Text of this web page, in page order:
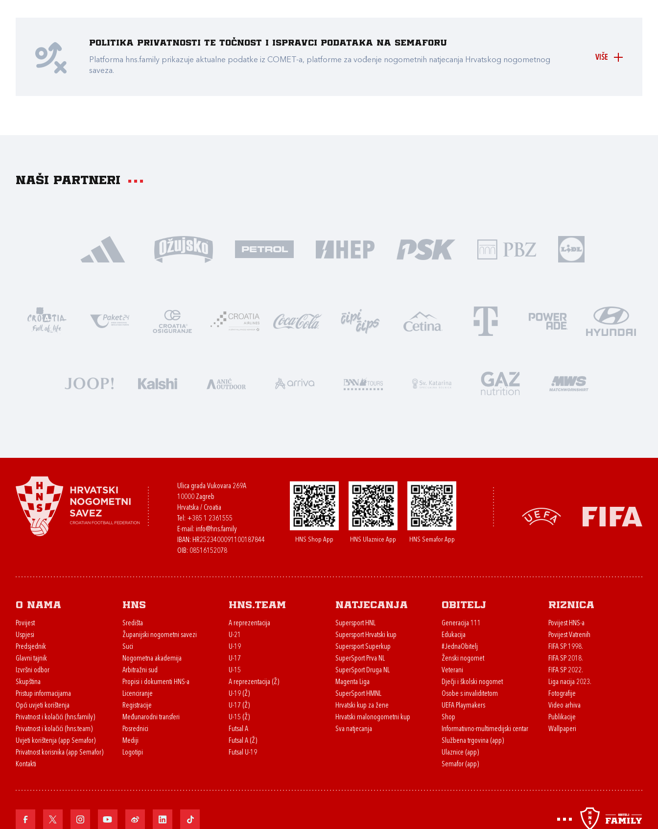
VIŠE
Politika privatnosti te točnost i ispravci podataka na Semaforu
Platforma hns.family prikazuje aktualne podatke iz COMET-a, platforme za vođenje nogometnih natjecanja Hrvatskog nogometnog
saveza.
Naši partneri
Ulica grada Vukovara 269A
10000 Zagreb
Hrvatska / Croatia
Tel: +385 1 2361555
E-mail: info@hns.family
IBAN: HR2523400091100187844
OIB: 08516152078
HNS Shop App HNS Ulaznice App HNS Semafor App
O nama
Povijest
Uspjesi
Predsjednik
Glavni tajnik
Izvršni odbor
Skupština
Pristup informacijama
Opći uvjeti korištenja
Privatnost i kolačići (hns.family)
Privatnost i kolačići (hns.team)
Uvjeti korištenja (app Semafor)
Privatnost korisnika (app Semafor)
Kontakti
HNS
Središta
Županijski nogometni savezi
Suci
Nogometna akademija
Arbitražni sud
Propisi i dokumenti HNS-a
Licenciranje
Registracije
Međunarodni transferi
Posrednici
Mediji
Logotipi
HNS.team
A reprezentacija
U-21
U-19
U-17
U-15
A reprezentacija (Ž)
U-19 (Ž)
U-17 (Ž)
U-15 (Ž)
Futsal A
Futsal A (Ž)
Futsal U-19
Natjecanja
Supersport HNL
Supersport Hrvatski kup
Supersport Superkup
SuperSport Prva NL
SuperSport Druga NL
Magenta Liga
SuperSport HMNL
Hrvatski kup za žene
Hrvatski malonogometni kup
Sva natjecanja
Obitelj
Generacija 111
Edukacija
#JednaObitelj
Ženski nogomet
Veterani
Dječji i školski nogomet
Osobe s invaliditetom
UEFA Playmakers
Shop
Informativno-multimedijski centar
Službena trgovina (app)
Ulaznice (app)
Semafor (app)
Riznica
Povijest HNS-a
Povijest Vatrenih
FIFA SP 1998.
FIFA SP 2018.
FIFA SP 2022.
Liga nacija 2023.
Fotografije
Video arhiva
Publikacije
Wallpaperi